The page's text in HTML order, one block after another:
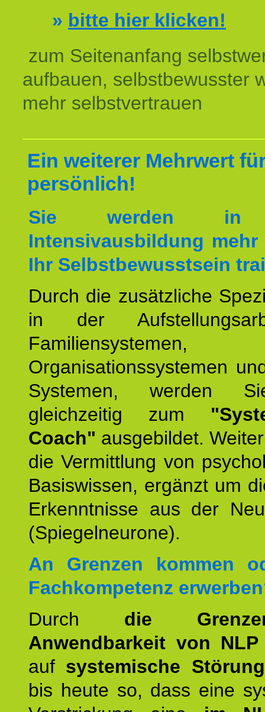
» bitte hier klicken!
zum Seitenanfang
aufbauen, selbstbewusster
mehr selbstvertrauen
Ein weiterer Mehrwert
persönlich!
Sie werden in
Intensivausbildung
Ihr Selbstbewusstsein
Durch die zusätzliche
in der
Familiensystemen,
Organisationssystemen
Systemen, werden
gleichzeitig zum
Coach" ausgebildet.
die Vermittlung von
Basiswissen, ergänzt um
Erkenntnisse aus der
(Spiegelneurone).
An Grenzen kommen
Fachkompetenz
Durch die
Anwendbarkeit von NLP
auf systemische
bis heute so, dass eine